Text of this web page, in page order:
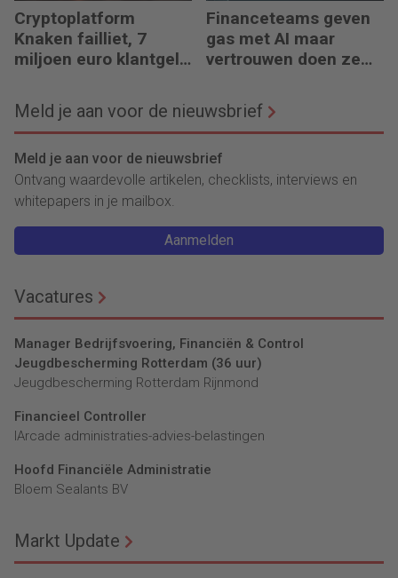
Cryptoplatform
Knaken failliet, 7
miljoen euro klantgeld
Financeteams geven
gas met AI maar
vertrouwen doen ze
Meld je aan voor de nieuwsbrief
Meld je aan voor de nieuwsbrief
Ontvang waardevolle artikelen, checklists, interviews en
whitepapers in je mailbox.
Aanmelden
Vacatures
Manager Bedrijfsvoering, Financiën & Control
Jeugdbescherming Rotterdam (36 uur)
Jeugdbescherming Rotterdam Rijnmond
Financieel Controller
lArcade administraties-advies-belastingen
Hoofd Financiële Administratie
Bloem Sealants BV
Markt Update